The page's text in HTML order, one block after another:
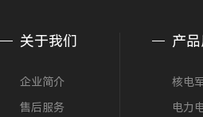
关于我们
企业简介
售后服务
产
核电
电力